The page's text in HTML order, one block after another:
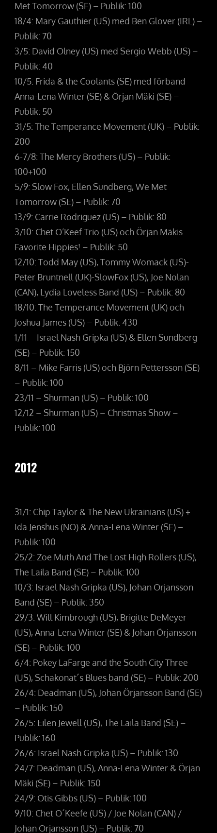
Met Tomorrow (SE) – Publik: 100
18/4: Mary Gauthier (US) med Ben Glover (IRL) –
Publik: 70
3/5: David Olney (US) med Sergio Webb (US) –
Publik: 40
10/5: Frida & the Coolants (SE) med förband
Anna-Lena Winter (SE) & Örjan Mäki (SE) –
Publik: 50
31/5: The Temperance Movement (UK) – Publik:
200
6-7/8: The Mercy Brothers (US) – Publik:
100+100
5/9: Slow Fox, Ellen Sundberg, We Met
Tomorrow (SE) – Publik: 70
13/9: Carrie Rodriguez (US) – Publik: 80
3/10: Chet O’Keef Trio (US) och Örjan Mäkis
Favorite Hippies! – Publik: 50
12/10: Todd May (US), Tommy Womack (US)-
Peter Bruntnell (UK)-SlowFox (US), Joe Nolan
(CAN), Lydia Loveless Band (US) – Publik: 80
18/10: The Temperance Movement (UK) och
Joshua James (US) – Publik: 430
1/11 – Israel Nash Gripka (US) & Ellen Sundberg
(SE) – Publik: 150
8/11 – Mike Farris (US) och Björn Pettersson (SE)
– Publik: 100
23/11 – Shurman (US) – Publik: 100
12/12 – Shurman (US) – Christmas Show –
Publik: 100
2012
31/1: Chip Taylor & The New Ukrainians (US) +
Ida Jenshus (NO) & Anna-Lena Winter (SE) –
Publik: 100
25/2: Zoe Muth And The Lost High Rollers (US),
The Laila Band (SE) – Publik: 100
10/3: Israel Nash Gripka (US), Johan Örjansson
Band (SE) – Publik: 350
29/3: Will Kimbrough (US), Brigitte DeMeyer
(US), Anna-Lena Winter (SE) & Johan Örjansson
(SE) – Publik: 100
6/4: Pokey LaFarge and the South City Three
(US), Schakonat´s Blues band (SE) – Publik: 200
26/4: Deadman (US), Johan Örjansson Band (SE)
– Publik: 150
26/5: Eilen Jewell (US), The Laila Band (SE) –
Publik: 160
26/6: Israel Nash Gripka (US) – Publik: 130
24/7: Deadman (US), Anna-Lena Winter & Örjan
Mäki (SE) – Publik: 150
24/9: Otis Gibbs (US) – Publik: 100
9/10: Chet O´Keefe (US) / Joe Nolan (CAN) /
Johan Örjansson (US) – Publik: 70